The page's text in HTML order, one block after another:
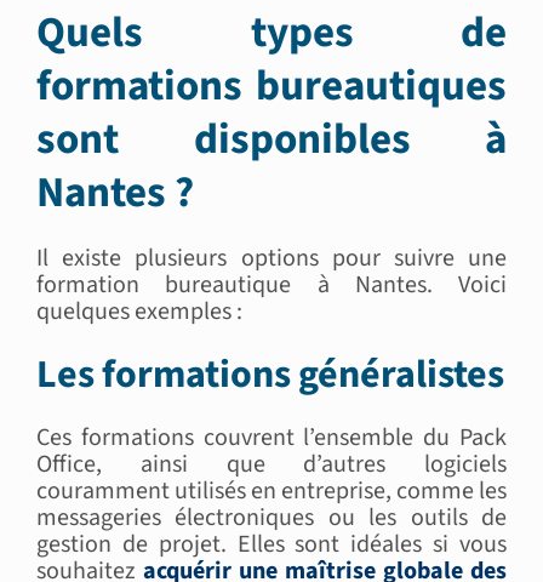
Quels types de
formations bureautiques
sont disponibles à
Nantes ?
Il existe plusieurs options pour suivre une
formation bureautique à Nantes. Voici
quelques exemples :
Les formations généralistes
Ces formations couvrent l’ensemble du Pack
Office, ainsi que d’autres logiciels
couramment utilisés en entreprise, comme les
messageries électroniques ou les outils de
gestion de projet. Elles sont idéales si vous
souhaitez acquérir une maîtrise globale des